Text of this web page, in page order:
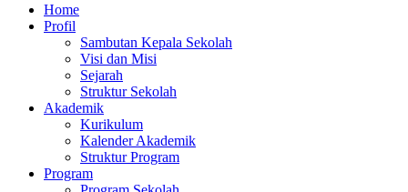
2000 - 2004
Drs. Idris Azhar
1997 - 2000
Close
Menu
Home
Profil
Sambutan Kepala Sekolah
Visi dan Misi
Sejarah
Struktur Sekolah
Akademik
Kurikulum
Kalender Akademik
Struktur Program
Program